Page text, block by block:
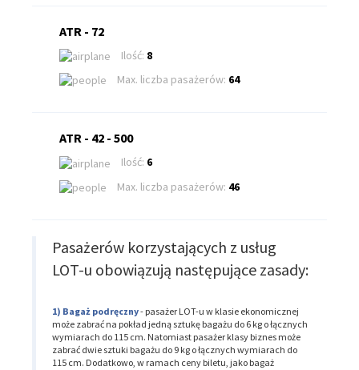
ATR - 72
Ilość: 8
Max. liczba pasażerów: 64
ATR - 42 - 500
Ilość: 6
Max. liczba pasażerów: 46
Pasażerów korzystających z usług
LOT-u obowiązują następujące zasady:
Bagaż podręczny- pasażer LOT-u w klasie ekonomicznej
może zabrać na pokład jedną sztukę bagażu do 6 kg o łącznych
wymiarach do 115 cm. Natomiast pasażer klasy biznes może
zabrać dwie sztuki bagażu do 9 kg o łącznych wymiarach do
115 cm. Dodatkowo, w ramach ceny biletu, jako bagaż